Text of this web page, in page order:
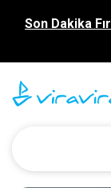
Son Dakika